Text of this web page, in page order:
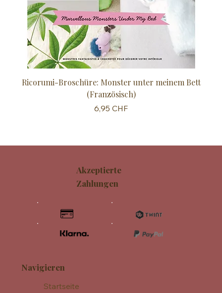
Ricorumi-Broschüre: Monster unter meinem Bett
(Französisch)
Preis
6,95 CHF
Navigieren
Startseite
Akzeptierte
Zahlungen